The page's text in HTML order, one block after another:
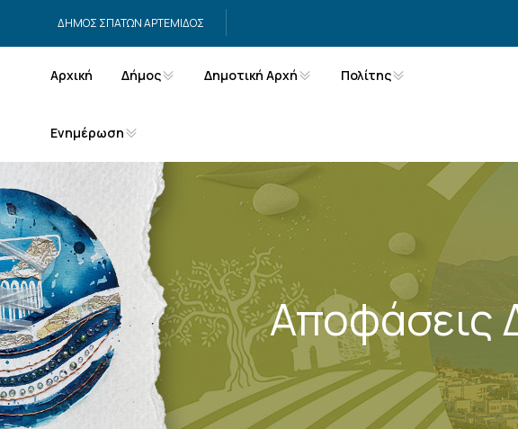
ΔΗΜΟΣ ΣΠΑΤΩΝ ΑΡΤΕΜΙΔΟΣ
Αρχική Δήμος Δημοτική Αρχή Πολίτης
Ενημέρωση
Αποφάσεις